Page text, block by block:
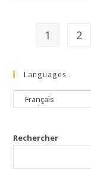
1 2
Languages :
Rechercher